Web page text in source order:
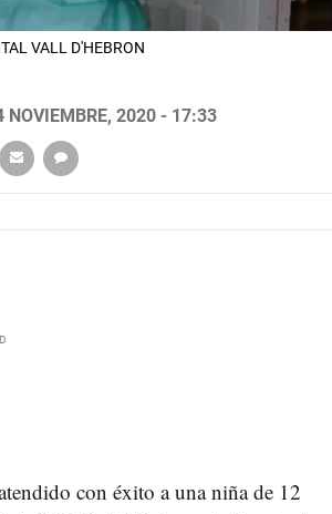
VALL D'HEBRON
2020 - 17:33
con éxito a una niña de 12